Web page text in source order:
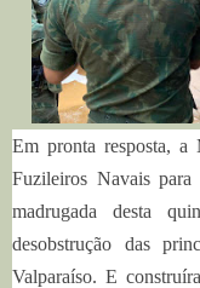
Em pronta resposta,
Fuzileiros Navais
madrugada desta
desobstrução das
Valparaíso. E